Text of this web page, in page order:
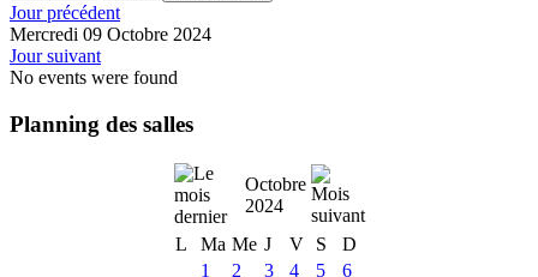
Jour précédent
Mercredi 09 Octobre 2024
Jour suivant
No events were found
Planning des salles
Octobre
2024
L
Ma Me J V S
D
1
2 3 4 5
6